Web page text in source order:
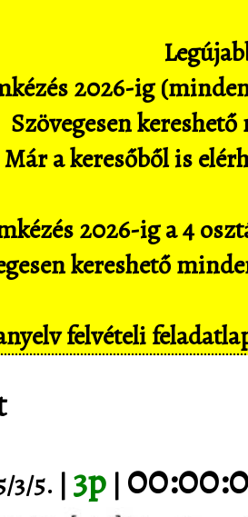
2026-ig
Szövegesen
Már a keresőből is
2026-ig a 4
kereshető
felvételi
3/5. | 3p |